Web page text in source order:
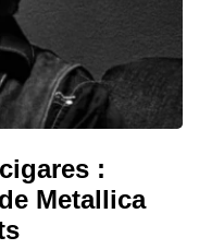
:
Metallica